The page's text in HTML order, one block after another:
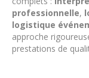
professionnelle,
logistique
approche
prestations de